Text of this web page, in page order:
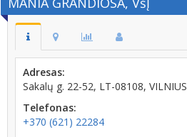
Adresas:
Sakalų g. 22-52, LT-08108, VILNIUS
Telefonas:
+370 (621) 22284